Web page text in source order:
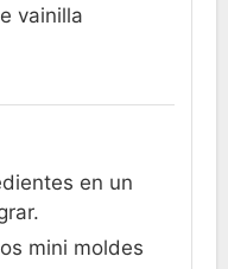
vainilla
en un
mini moldes